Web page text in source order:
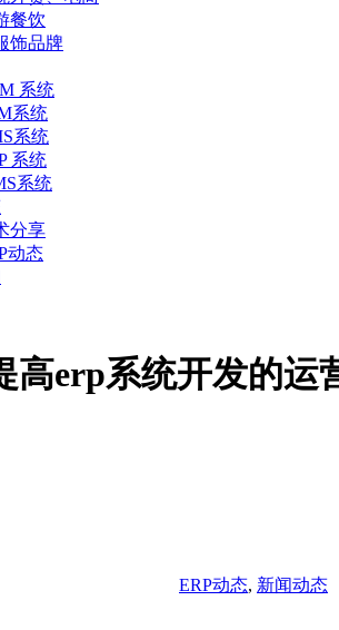
餐饮
饰品牌
系统
系统
系统
系统
系统
分享
动态
高erp系统开发的运
ERP动态, 新闻动态